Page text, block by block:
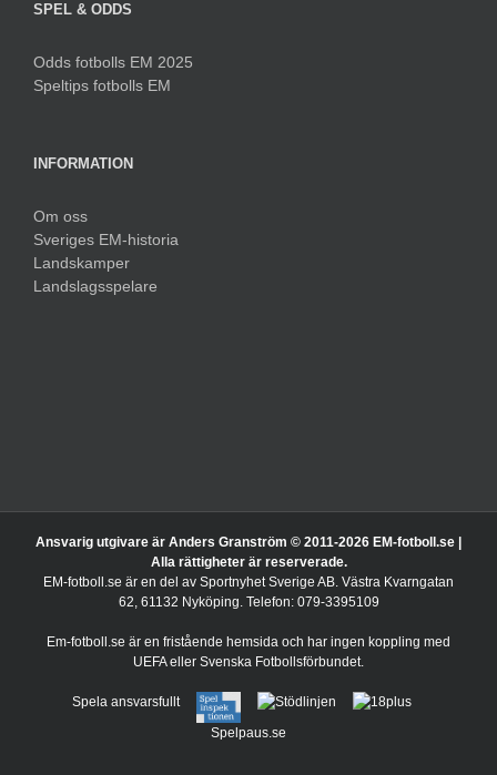
SPEL & ODDS
Odds fotbolls EM 2025
Speltips fotbolls EM
INFORMATION
Om oss
Sveriges EM-historia
Landskamper
Landslagsspelare
Ansvarig utgivare är Anders Granström © 2011-2026 EM-fotboll.se |
Alla rättigheter är reserverade.
EM-fotboll.se är en del av Sportnyhet Sverige AB. Västra Kvarngatan
62, 61132 Nyköping. Telefon: 079-3395109
Em-fotboll.se är en fristående hemsida och har ingen koppling med
UEFA eller Svenska Fotbollsförbundet.
Spela ansvarsfullt
Spelpaus.se